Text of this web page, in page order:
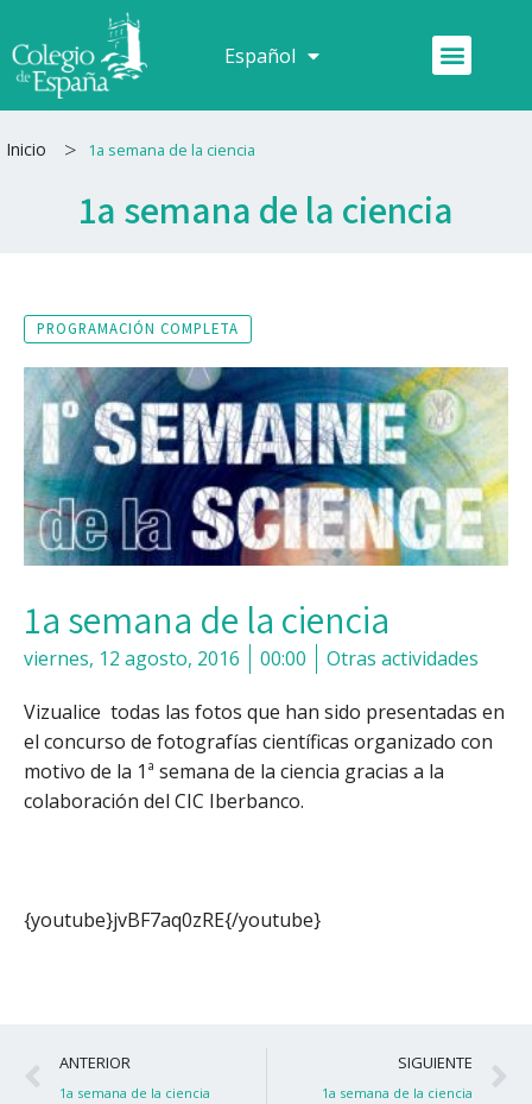
al
contenido
Español
Français Menú
Inicio > 1a semana de la ciencia
1a semana de la ciencia
PROGRAMACIÓN COMPLETA
1a semana de la ciencia
viernes, 12 agosto, 2016 00:00 Otras actividades
Vizualice todas las fotos que han sido presentadas en
el concurso de fotografías científicas organizado con
motivo de la 1ª semana de la ciencia gracias a la
colaboración del CIC Iberbanco.
{youtube}jvBF7aq0zRE{/youtube}
Ant
ANTERIOR
1a semana de la ciencia
SIGUIENTE
1a semana de la ciencia